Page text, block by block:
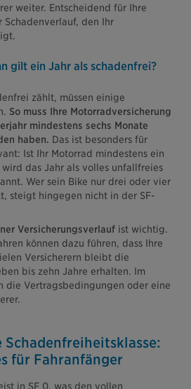
weiter. Entscheidend für Ihre
Schadenverlauf, den Ihr
gilt ein Jahr als schadenfrei?
zählt, müssen einige
So muss Ihre Motorradversicherung
mindestens sechs Monate
haben. Das ist besonders für
Ist Ihr Motorrad mindestens ein
wird das Jahr als volles unfallfreies
Wer sein Bike nur drei oder vier
steigt hingegen nicht in der SF-
Versicherungsverlauf ist wichtig.
können dazu führen, dass Ihre
Versicherern bleibt die
bis zehn Jahre erhalten. Im
die Vertragsbedingungen oder eine
für Fahranfänger
in SF 0, was den vollen